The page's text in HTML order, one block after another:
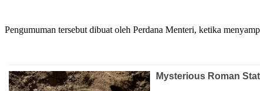
Pengumuman tersebut dibuat oleh Perdana Menteri, ketika